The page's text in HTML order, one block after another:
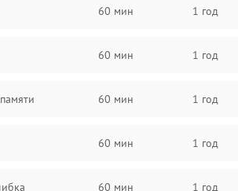
60 мин 1 год
60 мин 1 год
60 мин 1 год
60 мин 1 год
60 мин 1 год